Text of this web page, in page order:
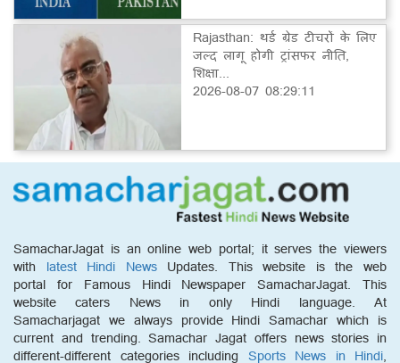
Rajasthan: थर्ड ग्रेड टीचरों के लिए
जल्द लागू होगी ट्रांसफर नीति,
शिक्षा...
2026-08-07 08:29:11
SamacharJagat is an online web portal; it serves the viewers
with latest Hindi NewsUpdates. This website is the web
portal for Famous Hindi Newspaper SamacharJagat. This
website caters News in only Hindi language. At
Samacharjagat we always provide Hindi Samachar which is
current and trending. Samachar Jagat offers news stories in
different-different categories including Sports News in Hindi,